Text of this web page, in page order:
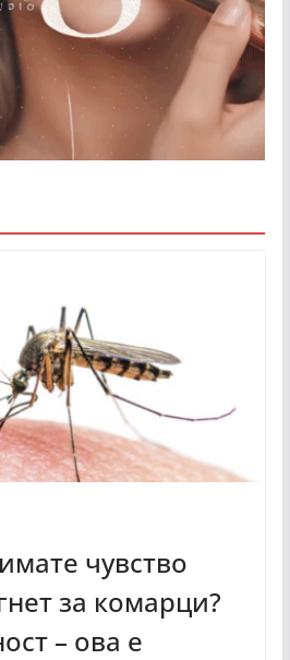
чувство
за комарци?
– ова е